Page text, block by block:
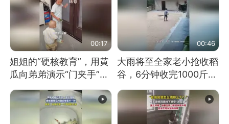
00:17
姐姐的“硬核教育”，用黄
瓜向弟弟演示“门夹手”，
网友：果然言传不如身
教！
00:46
大雨将至全家老小抢收稻
谷，6分钟收完1000斤，
没有一个人掉链子